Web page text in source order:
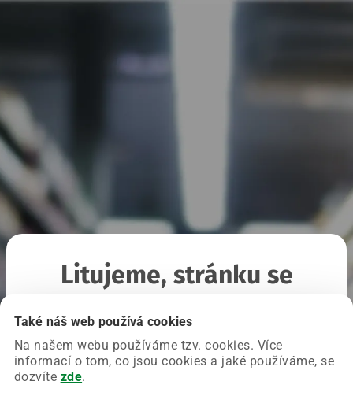
Také náš web používá cookies
Na našem webu používáme tzv. cookies. Více
informací o tom, co jsou cookies a jaké používáme, se
dozvíte zde.
Litujeme, stránku se
Chyba nastala na naší straně a už ji opravujeme.
Zkuste prosím znovu načíst požadovanou stránku.